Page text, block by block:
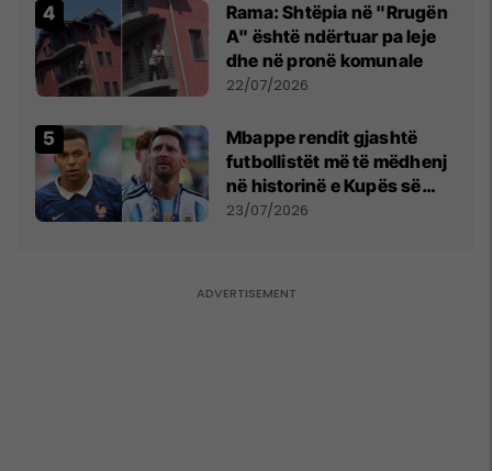
Rama: Shtëpia në "Rrugën
A" është ndërtuar pa leje
dhe në pronë komunale
22/07/2026
Mbappe rendit gjashtë
futbollistët më të mëdhenj
në historinë e Kupës së
Botës, Messi mbetet i dyti
23/07/2026